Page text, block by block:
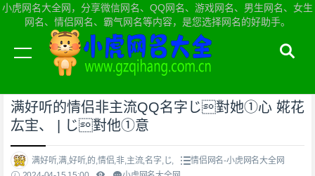
小虎网名大全网，分享微信网名、QQ网名、游戏网名、男生网名、女生
网名、情侣网名、霸气网名等内容，是您选择网名的好助手。
当前位置：小虎网名大全网首页>情侣网名
满好听的情侣非主流QQ名字じ對她①心 婲花
厷宔、 | じ對他①意
满好听,满,好听,的,情侣,非,主流,名字,じ,
情侣网名-小虎网名大全网